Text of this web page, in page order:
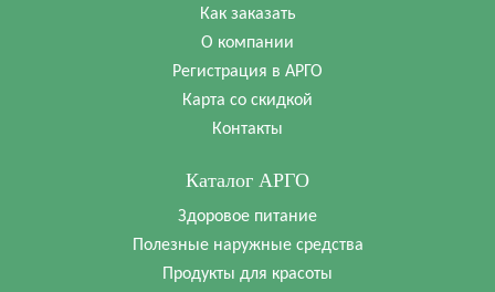
Как заказать
О компании
Регистрация в АРГО
Карта со скидкой
Контакты
Каталог АРГО
Здоровое питание
Полезные наружные средства
Продукты для красоты